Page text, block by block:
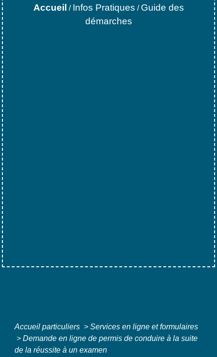
Accueil / Infos Pratiques / Guide des
démarches
Accueil particuliers > Services en ligne et formulaires
> Demande en ligne de permis de conduire à la suite
de la réussite à un examen